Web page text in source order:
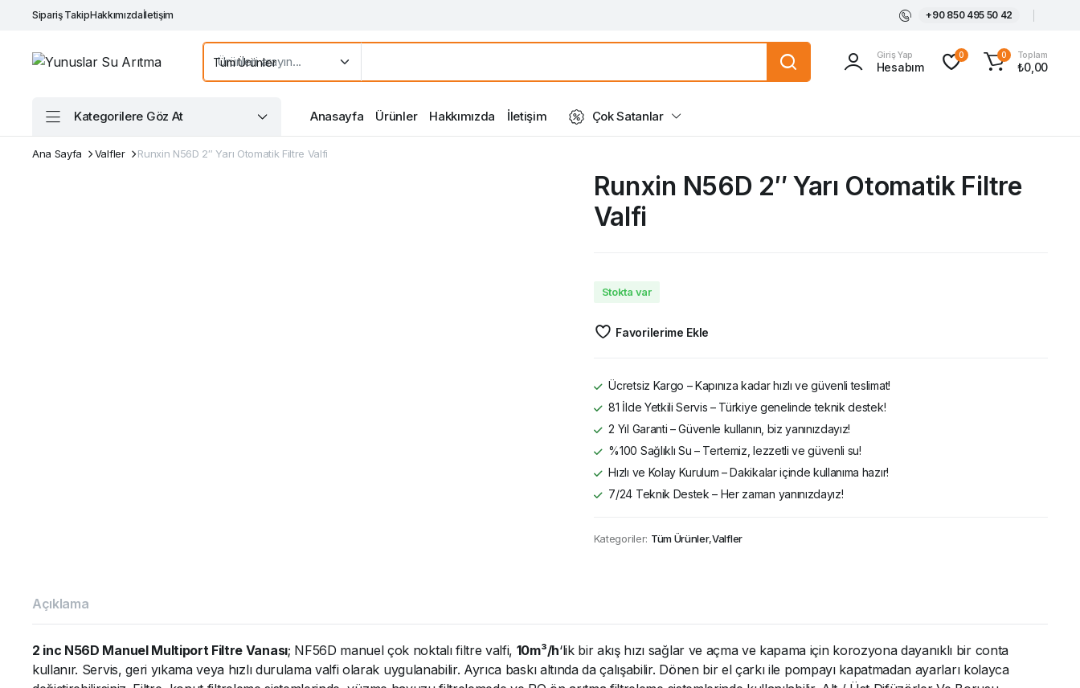
Sipariş TakipHakkımızdaİletişim +90 850 495 50 42
Giriş Yap
Hesabım
0 0 Toplam
₺0,00
Kategorilere Göz At Anasayfa Ürünler Hakkımızda İletişim Çok Satanlar
Ana Sayfa Valfler Runxin N56D 2″ Yarı Otomatik Filtre Valfi
Runxin N56D 2″ Yarı Otomatik Filtre
Valfi
Stokta var
Favorilerime Ekle
Ücretsiz Kargo – Kapınıza kadar hızlı ve güvenli teslimat!
81 İlde Yetkili Servis – Türkiye genelinde teknik destek!
2 Yıl Garanti – Güvenle kullanın, biz yanınızdayız!
%100 Sağlıklı Su – Tertemiz, lezzetli ve güvenli su!
Hızlı ve Kolay Kurulum – Dakikalar içinde kullanıma hazır!
7/24 Teknik Destek – Her zaman yanınızdayız!
Kategoriler: Tüm Ürünler,Valfler
Açıklama
2 inc N56D Manuel Multiport Filtre Vanası; NF56D manuel çok noktalı filtre valfi, 10m³/h‘lik bir akış hızı sağlar ve açma ve kapama için korozyona dayanıklı bir conta
kullanır. Servis, geri yıkama veya hızlı durulama valfi olarak uygulanabilir. Ayrıca baskı altında da çalışabilir. Dönen bir el çarkı ile pompayı kapatmadan ayarları kolayca